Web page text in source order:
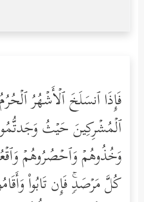
فَإِذَا ٱنسَلَخَ ٱلۡأَشۡهُرُ ٱلۡحُرُمُ
ٱلۡمُشۡرِكِینَ حَیۡثُ
وَخُذُوهُمۡ وَٱحۡصُرُوهُمۡ
كُلَّ مَرۡصَدࣲۚ فَإِن تَابُواْ